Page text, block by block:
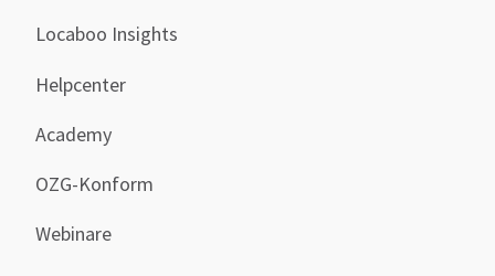
Locaboo Insights
Helpcenter
Academy
OZG-Konform
Webinare